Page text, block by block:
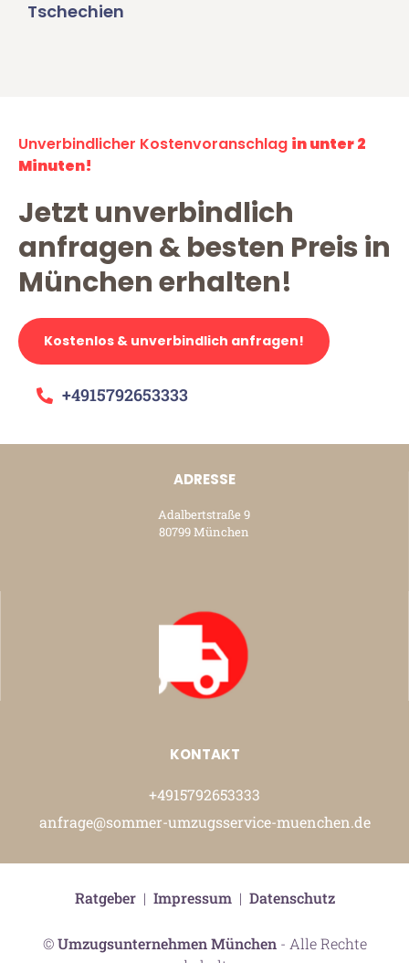
Tschechien
Unverbindlicher Kostenvoranschlag in unter 2
Minuten!
Jetzt unverbindlich
anfragen & besten Preis in
München erhalten!
Kostenlos & unverbindlich anfragen!
+4915792653333
ADRESSE
Adalbertstraße 9
80799 München
KONTAKT
+4915792653333
anfrage@sommer-umzugsservice-muenchen.de
©Umzugsunternehmen München- Alle Rechte
Ratgeber| Impressum| Datenschutz